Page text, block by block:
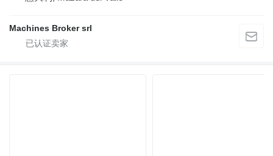
Machines Broker srl